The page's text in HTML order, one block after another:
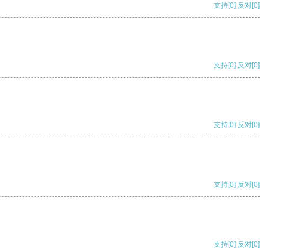
支持[0] 反对[0]
支持[0] 反对[0]
支持[0] 反对[0]
支持[0] 反对[0]
支持[0] 反对[0]